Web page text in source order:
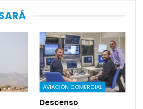
AVIACIÓN COMERCIAL
Descenso